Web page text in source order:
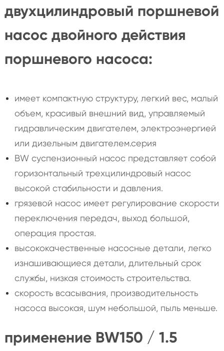
двухцилиндровый поршневой
насос двойного действия
поршневого насоса:
имеет компактную структуру, легкий вес, малый
объем, красивый внешний вид, управляемый
гидравлическим двигателем, электроэнергией
или дизельным двигателем.серия
BW суспензионный насос представляет собой
горизонтальный трехцилиндровый насос
высокой стабильности и давления.
грязевой насос имеет регулирование скорости
переключения передач, выход большой,
операция простая.
высококачественные насосные детали, легко
изнашивающиеся детали, длительный срок
службы, низкая стоимость строительства.
скорость всасывания, производительность
насоса высокая, шум небольшой, пыль меньше.
применение BW150 / 1.5